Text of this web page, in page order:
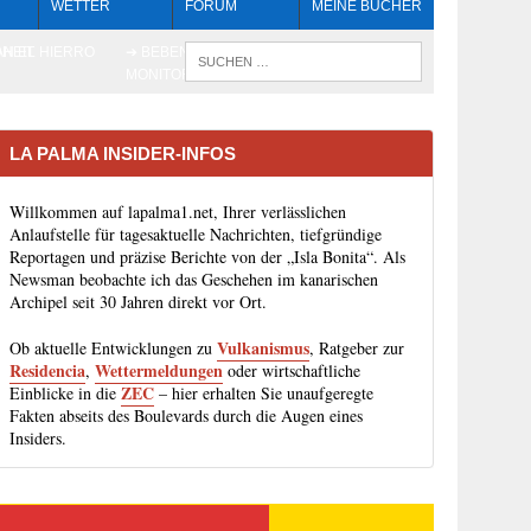
WETTER FORUM MEINE BÜCHER
LA PALMA INSIDER-INFOS
Willkommen auf lapalma1.net, Ihrer verlässlichen
Anlaufstelle für tagesaktuelle Nachrichten, tiefgründige
Reportagen und präzise Berichte von der „Isla Bonita“. Als
Newsman beobachte ich das Geschehen im kanarischen
Archipel seit 30 Jahren direkt vor Ort.
Ob aktuelle Entwicklungen zuVulkanismus, Ratgeber zur
Residencia,Wettermeldungen oder wirtschaftliche
Einblicke in dieZEC – hier erhalten Sie unaufgeregte
Fakten abseits des Boulevards durch die Augen eines
Insiders.